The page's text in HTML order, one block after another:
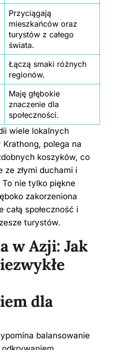
Przyciągają
mieszkańców oraz
turystów z całego
świata.
Łączą smaki różnych
regionów.
Maję głębokie
znaczenie dla
społeczności.
wiele lokalnych
polega na
koszyków, co
ze złymi duchami i
nie tylko piękne
zakorzeniona
społeczność i
turystów.
w Azji: Jak
dla
balansowanie